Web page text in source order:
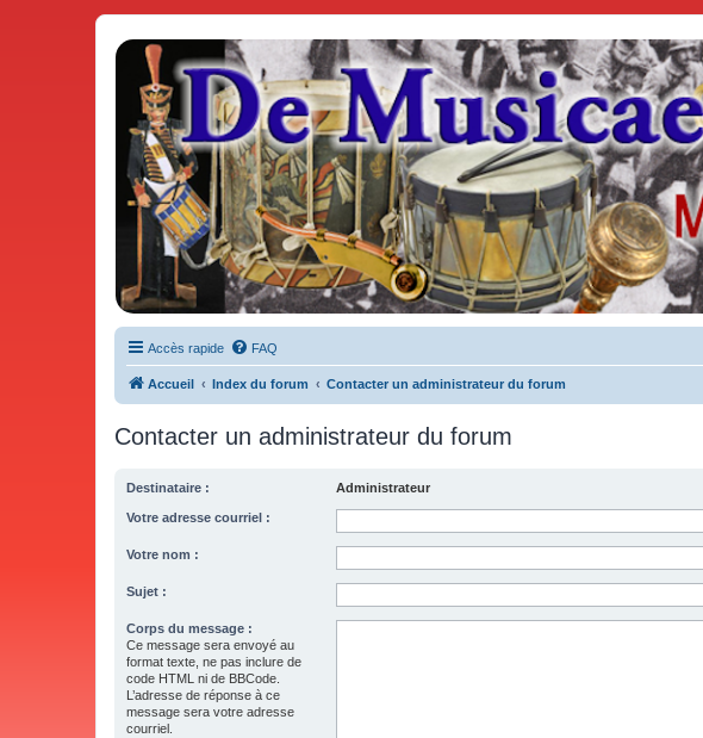
De Musicae Militari - Forums
Forums de discussions
Accès rapide FAQ
Accueil Index du forum Contacter un administrateur du forum
Contacter un administrateur du forum
Destinataire : Administrateur
Votre adresse courriel :
Votre nom :
Sujet :
Corps du message :
Ce message sera envoyé au
format texte, ne pas inclure de
code HTML ni de BBCode.
L’adresse de réponse à ce
message sera votre adresse
courriel.